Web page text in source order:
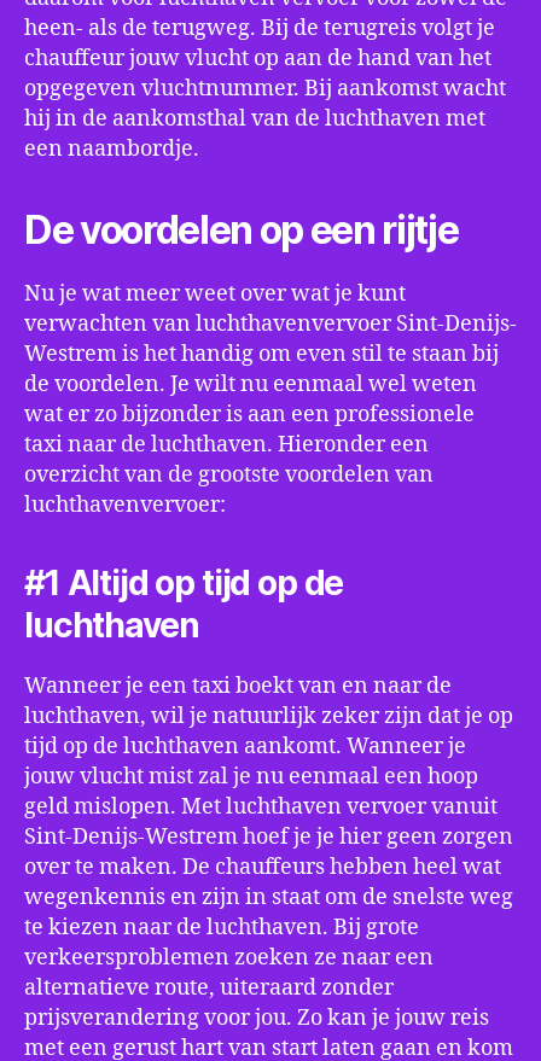
heen- als de terugweg. Bij de terugreis volgt je
chauffeur jouw vlucht op aan de hand van het
opgegeven vluchtnummer. Bij aankomst wacht
hij in de aankomsthal van de luchthaven met
een naambordje.
De voordelen op een rijtje
Nu je wat meer weet over wat je kunt
verwachten van luchthavenvervoer Sint-Denijs-
Westrem is het handig om even stil te staan bij
de voordelen. Je wilt nu eenmaal wel weten
wat er zo bijzonder is aan een professionele
taxi naar de luchthaven. Hieronder een
overzicht van de grootste voordelen van
luchthavenvervoer:
#1 Altijd op tijd op de
luchthaven
Wanneer je een taxi boekt van en naar de
luchthaven, wil je natuurlijk zeker zijn dat je op
tijd op de luchthaven aankomt. Wanneer je
jouw vlucht mist zal je nu eenmaal een hoop
geld mislopen. Met luchthaven vervoer vanuit
Sint-Denijs-Westrem hoef je je hier geen zorgen
over te maken. De chauffeurs hebben heel wat
wegenkennis en zijn in staat om de snelste weg
te kiezen naar de luchthaven. Bij grote
verkeersproblemen zoeken ze naar een
alternatieve route, uiteraard zonder
prijsverandering voor jou. Zo kan je jouw reis
met een gerust hart van start laten gaan en kom